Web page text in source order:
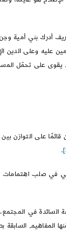
أدرك بني أمية
عليه وعلى الدين
على تحمّل
قائمًا على التوازن
.
صلب اهتمامات
السائدة في
المفاهيم السابقة